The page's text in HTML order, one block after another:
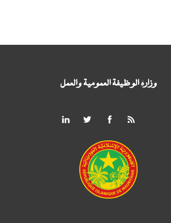
وزارة الوظيفة العمومية والعمل